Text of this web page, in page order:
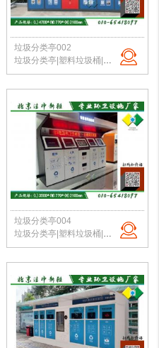
垃圾分类亭002
垃圾分类亭|塑料垃圾桶|户外垃圾站|公园垃圾桶|学校分类垃圾亭|北京垃圾桶厂家
垃圾分类亭004
垃圾分类亭|塑料垃圾桶|户外垃圾站|公园垃圾桶|学校分类垃圾亭|北京垃圾桶厂家